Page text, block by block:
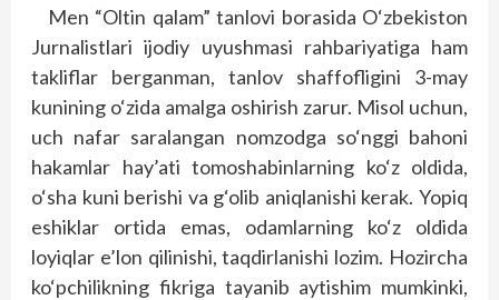
Men “Oltin qalam” tanlovi borasida O‘zbekiston
Jurnalistlari ijodiy uyushmasi rahbariyatiga ham
takliflar berganman, tanlov shaffofligini 3-may
kunining o‘zida amalga oshirish zarur. Misol uchun,
uch nafar saralangan nomzodga so‘nggi bahoni
hakamlar hay’ati tomoshabinlarning ko‘z oldida,
o‘sha kuni berishi va g‘olib aniqlanishi kerak. Yopiq
eshiklar ortida emas, odamlarning ko‘z oldida
loyiqlar e’lon qilinishi, taqdirlanishi lozim. Hozircha
ko‘pchilikning fikriga tayanib aytishim mumkinki,